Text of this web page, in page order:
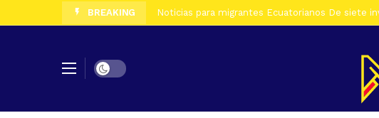
BREAKING Noticias para migrantes Ecuatorianos De siete
Noticias para migrantes Ecuatorianos Cinco
Noticias para migrantes Ecuatorianos Casa era
Noticias para migrantes Ecuatorianos Cuatro
Dark mode